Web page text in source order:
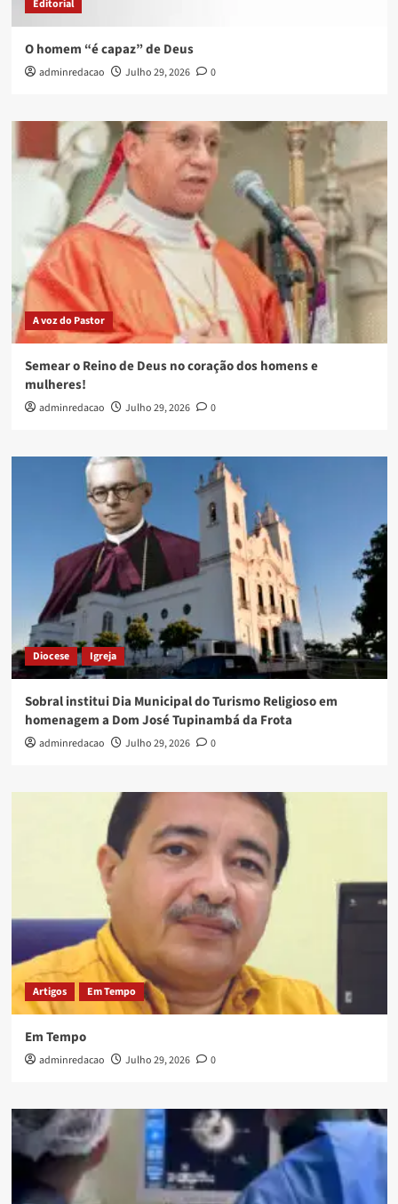
Editorial
O homem “é capaz” de Deus
adminredacao Julho 29, 2026 0
A voz do Pastor
Semear o Reino de Deus no coração dos homens e
mulheres!
adminredacao Julho 29, 2026 0
Diocese Igreja
Sobral institui Dia Municipal do Turismo Religioso em
homenagem a Dom José Tupinambá da Frota
adminredacao Julho 29, 2026 0
Artigos Em Tempo
Em Tempo
adminredacao Julho 29, 2026 0